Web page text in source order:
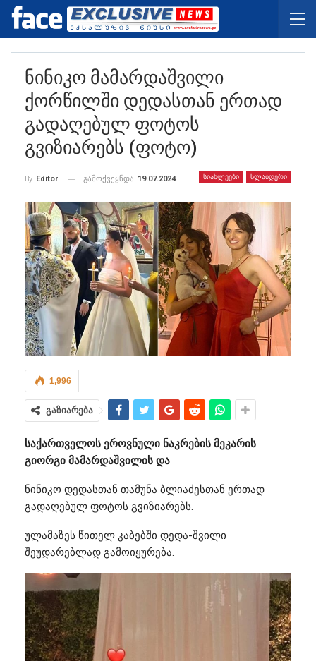
Ნინიკო Მამარდაშვილი
Ქორწილში Დედასთან Ერთად
Გადაღებულ Ფოტოს
Გვიზიარებს (ფოტო)
ᲡᲘᲐᲮᲚᲔᲔᲑᲘ ᲡᲚᲐᲘᲓᲔᲠᲘ
By Editor გამოქვეყნდა 19.07.2024
1,996
გაზიარება
საქართველოს ეროვნული ნაკრების მეკარის
გიორგი მამარდაშვილის და
ნინიკო დედასთან თამუნა ბლიაძესთან ერთად
გადაღებულ ფოტოს გვიზიარებს.
ულამაზეს წითელ კაბებში დედა-შვილი
შეუდარებლად გამოიყურება.